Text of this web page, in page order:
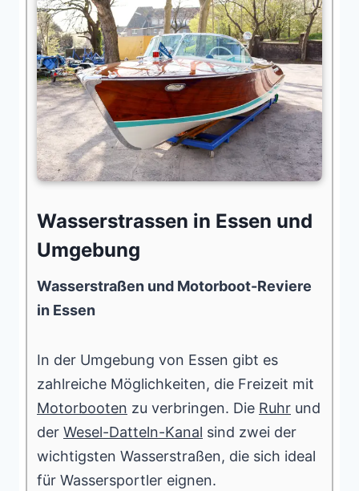
Wasserstrassen in Essen und
Umgebung
Wasserstraßen und Motorboot-Reviere
in Essen
In der Umgebung von Essen gibt es
zahlreiche Möglichkeiten, die Freizeit mit
Motorbooten zu verbringen. Die Ruhr und
der Wesel-Datteln-Kanal sind zwei der
wichtigsten Wasserstraßen, die sich ideal
für Wassersportler eignen.